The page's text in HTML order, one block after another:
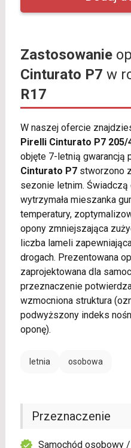
Zastosowanie
Cinturato P7 w
R17
W naszej ofercie
Pirelli Cinturato P7 205/
objęte 7-letnią gwarancją
Cinturato P7stworzono
sezonie letnim. Świadczą
wytrzymała mieszanka
temperatury,
opony zmniejszająca
liczba lameli
drogach. Prezentowana
zaprojektowana dla
przeznaczenie
wzmocniona struktura
podwyższony indeks
oponę).
letnia osobowa
Przeznaczenie
Samochód osobowy /